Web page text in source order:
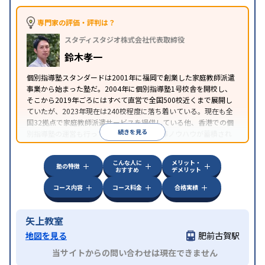
特徴
中高一貫校生に対応授業の振替可能不登校生に対
応
学習にPC・タブレットを利用
科目から受講可能
り
専門家の評価・評判は？
スタディスタジオ株式会社代表取締役
鈴木孝一
個別指導塾スタンダードは2001年に福岡で創業した家庭教師派遣
事業から始まった塾だ。2004年に個別指導塾1号校舎を開校し、
そこから2019年ごろにはすべて直営で全国500校近くまで展開し
ていたが、2023年現在は240校程度に落ち着いている。現在も全
国32拠点で家庭教師派遣サービスを提供している他、香港での個
別指導塾の運営も行っており、汎用的な指導ノウハウが蓄積され
ていることが伺える。
続きを見る
塾の特徴
こんな人に
おすすめ
メリット・
デメリット
コース内容
コース料金 合格実績
矢上教室
地図を見る
肥前古賀駅
当サイトからの問い合わせは現在できません